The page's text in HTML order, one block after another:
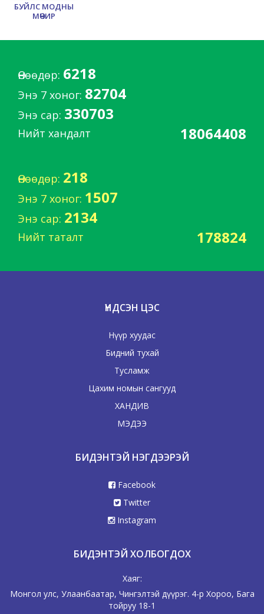
БУЙЛС МОДНЫ
МӨЧИР
Өнөөдөр: 6218
Энэ 7 хоног: 82704
Энэ сар: 330703
Нийт хандалт 18064408
Өнөөдөр: 218
Энэ 7 хоног: 1507
Энэ сар: 2134
Нийт таталт 178824
ҮНДСЭН ЦЭС
Нүүр хуудас
Бидний тухай
Тусламж
Цахим номын сангууд
ХАНДИВ
МЭДЭЭ
БИДЭНТЭЙ НЭГДЭЭРЭЙ
Facebook
Twitter
Instagram
БИДЭНТЭЙ ХОЛБОГДОХ
Хаяг:
Монгол улс, Улаанбаатар, Чингэлтэй дүүрэг. 4-р Хороо, Бага
тойруу 18-1